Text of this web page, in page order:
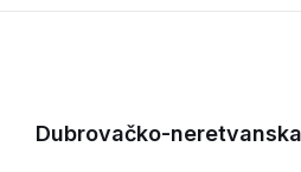
Dubrovačko-